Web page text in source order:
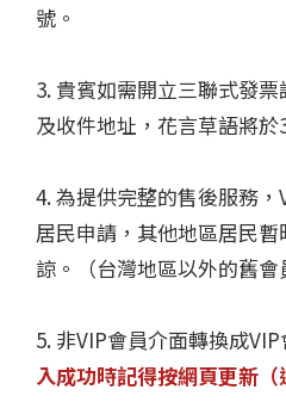
號。
3. 貴賓如需開立三聯式發
及收件地址，花言草語將於
4. 為提供完整的售後服務
居民申請，其他地區居民
諒。（台灣地區以外的舊會
5. 非VIP會員介面轉換成VIP
入成功時記得按網頁更新（